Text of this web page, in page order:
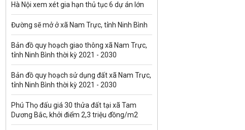
Hà Nội xem xét gia hạn thủ tục 6 dự án lớn
Đường sẽ mở ở xã Nam Trực, tỉnh Ninh Bình
Bản đồ quy hoạch giao thông xã Nam Trực,
tỉnh Ninh Bình thời kỳ 2021 - 2030
Bản đồ quy hoạch sử dụng đất xã Nam Trực,
tỉnh Ninh Bình thời kỳ 2021 - 2030
Phú Thọ đấu giá 30 thửa đất tại xã Tam
Dương Bắc, khởi điểm 2,3 triệu đồng/m2